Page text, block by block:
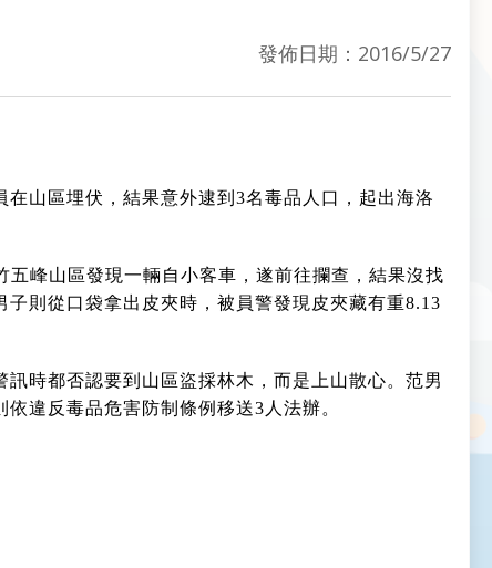
發佈日期：2016/5/27
山區埋伏，結果意外逮到3名毒品人口，起出海洛
峰山區發現一輛自小客車，遂前往攔查，結果沒找
則從口袋拿出皮夾時，被員警發現皮夾藏有重8.13
時都否認要到山區盜採林木，而是上山散心。范男
違反毒品危害防制條例移送3人法辦。